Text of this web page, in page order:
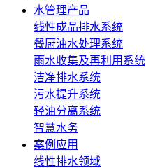
水管理产品
线性成品排水系统
餐厨油水处理系统
雨水收集及再利用系统
洁净排水系统
污水提升系统
轻油分离系统
智慧水务
案例应用
线性排水领域